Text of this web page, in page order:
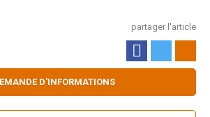
partager l'article
D'INFORMATIONS